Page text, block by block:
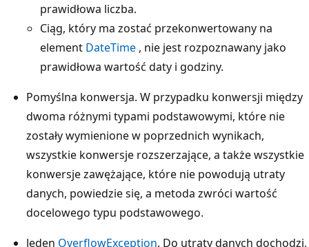
prawidłowa liczba.
Ciąg, który ma zostać przekonwertowany na
element DateTime , nie jest rozpoznawany jako
prawidłowa wartość daty i godziny.
Pomyślna konwersja. W przypadku konwersji między
dwoma różnymi typami podstawowymi, które nie
zostały wymienione w poprzednich wynikach,
wszystkie konwersje rozszerzające, a także wszystkie
konwersje zawężające, które nie powodują utraty
danych, powiedzie się, a metoda zwróci wartość
docelowego typu podstawowego.
Jeden OverflowException. Do utraty danych dochodzi,